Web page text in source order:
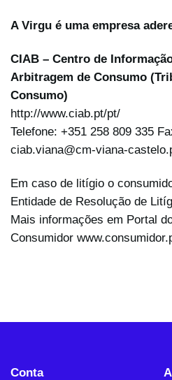
A Virgu é uma empresa
CIAB – Centro de
Arbitragem de Consumo
Consumo)
http://www.ciab.pt/pt/
Telefone: +351 258 809 335
ciab.viana@cm-viana-
Em caso de litígio o
Entidade de Resolução de
Mais informações em Portal
Consumidor
Conta